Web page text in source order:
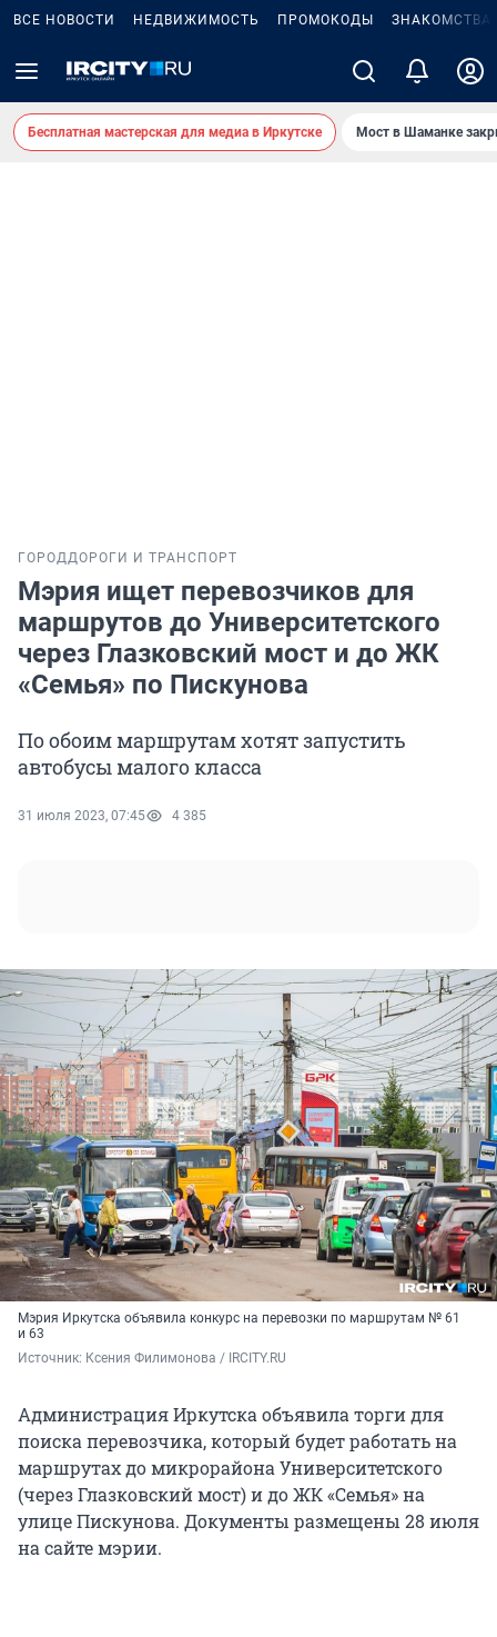
ВСЕ НОВОСТИ НЕДВИЖИМОСТЬ ПРОМОКОДЫ ЗНАКОМСТВА
Бесплатная мастерская для медиа в Иркутске Мост в Шаманке
ГОРОДДОРОГИ И ТРАНСПОРТ
Мэрия ищет перевозчиков для
маршрутов до Университетского
через Глазковский мост и до ЖК
«Семья» по Пискунова
По обоим маршрутам хотят запустить
автобусы малого класса
31 июля 2023, 07:45 4 385
Мэрия Иркутска объявила конкурс на перевозки по маршрутам № 61
и 63
Источник: Ксения Филимонова / IRCITY.RU
Администрация Иркутска объявила торги для
поиска перевозчика, который будет работать на
маршрутах до микрорайона Университетского
(через Глазковский мост) и до ЖК «Семья» на
улице Пискунова. Документы размещены 28 июля
на сайте мэрии.